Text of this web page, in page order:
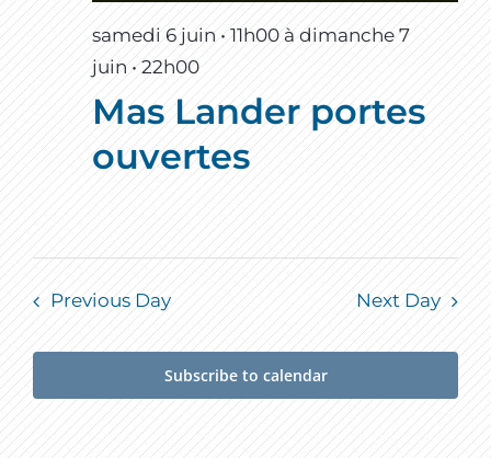
samedi 6 juin • 11h00 à dimanche 7
juin • 22h00
Mas Lander portes
ouvertes
Previous Day Next Day
Subscribe to calendar